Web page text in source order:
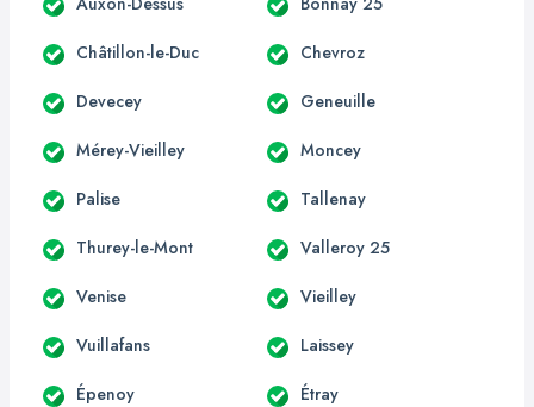
Châtillon-le-Duc Chevroz
Devecey Geneuille
Mérey-Vieilley Moncey
Palise Tallenay
Thurey-le-Mont Valleroy 25
Venise Vieilley
Vuillafans Laissey
Épenoy Étray